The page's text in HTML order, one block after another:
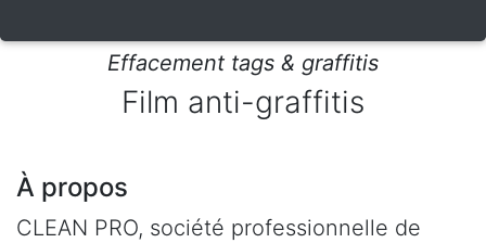
Effacement tags & graffitis
Film anti-graffitis
À propos
CLEAN PRO, société professionnelle de